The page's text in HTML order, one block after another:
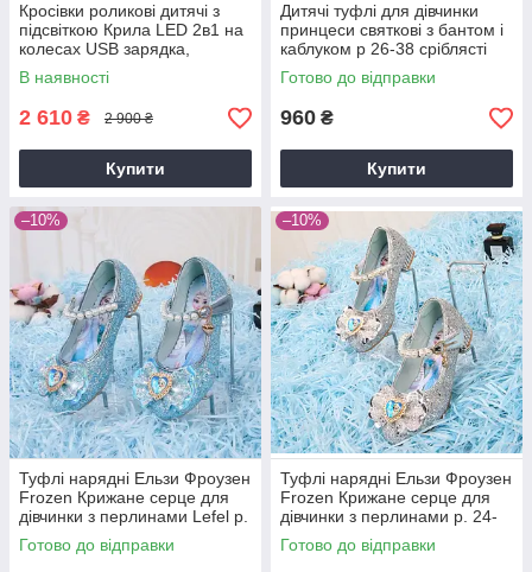
Кросівки роликові дитячі з
підсвіткою Крила LED 2в1 на
колесах USB зарядка,
знімний ролик, 3 режими
світла, розміри 28-33
В наявності
2 610 ₴ 2 900 ₴
Купити
Дитячі туфлі для дівчинки
принцеси святкові з бантом і
каблуком р 26-38 сріблясті
блискучі
Готово до відправки
960 ₴
Купити
–10%
Туфлі нарядні Ельзи Фроузен
Frozen Крижане серце для
дівчинки з перлинами Lefel р.
26-32, 34-36 блакитні
Готово до відправки
–10%
Туфлі нарядні Ельзи Фроузен
Frozen Крижане серце для
дівчинки з перлинами р. 24-
36 сріблясті
Готово до відправки